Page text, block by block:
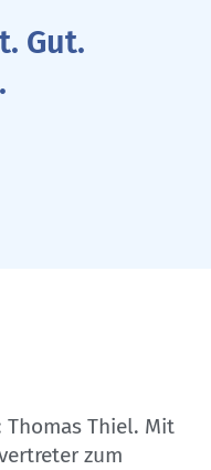
Gut.
Thomas Thiel. Mit
zum